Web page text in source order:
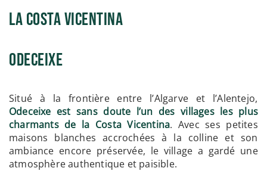
La Costa Vicentina
Odeceixe
Situé à la frontière entre l’Algarve et l’Alentejo,
Odeceixe est sans doute l’un des villages les plus
charmants de la Costa Vicentina. Avec ses petites
maisons blanches accrochées à la colline et son
ambiance encore préservée, le village a gardé une
atmosphère authentique et paisible.